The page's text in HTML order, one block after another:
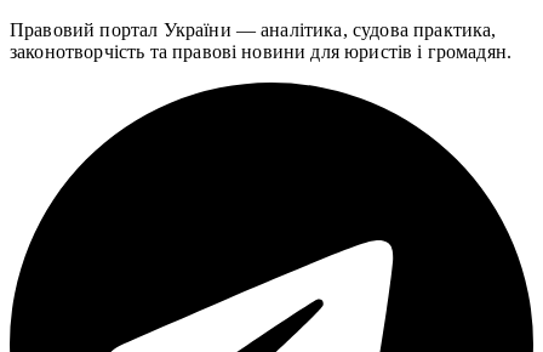
Правовий портал України — аналітика, судова практика,
законотворчість та правові новини для юристів і громадян.